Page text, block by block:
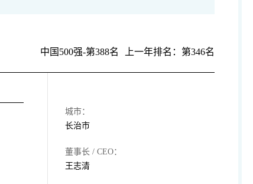
中国500强-第388名 上一年排名：第346名
城市：
长治市
董事长 / CEO：
王志清